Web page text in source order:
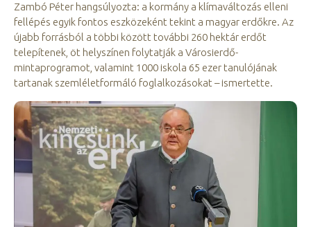
Zambó Péter hangsúlyozta: a kormány a klímaváltozás elleni
fellépés egyik fontos eszközeként tekint a magyar erdőkre. Az
újabb forrásból a többi között további 260 hektár erdőt
telepítenek, öt helyszínen folytatják a Városierdő-
mintaprogramot, valamint 1000 iskola 65 ezer tanulójának
tartanak szemléletformáló foglalkozásokat – ismertette.